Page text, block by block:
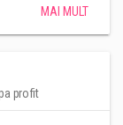
MAI MULT
profit